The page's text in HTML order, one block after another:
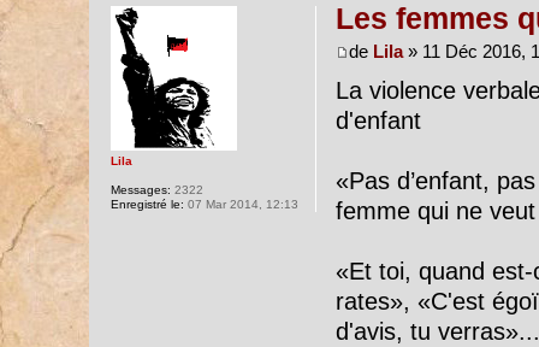
Les femmes
de Lila» 11 Déc 2016,
La violence
d'enfant
«Pas d’enfant,
femme qui ne
«Et toi, quand
rates», «C'est
d'avis, tu
Lila
Messages: 2322
Enregistré le: 07 Mar 2014, 12:13